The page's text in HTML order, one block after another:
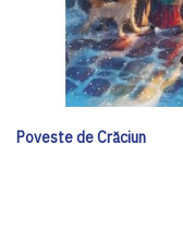
Poveste de Crăciun